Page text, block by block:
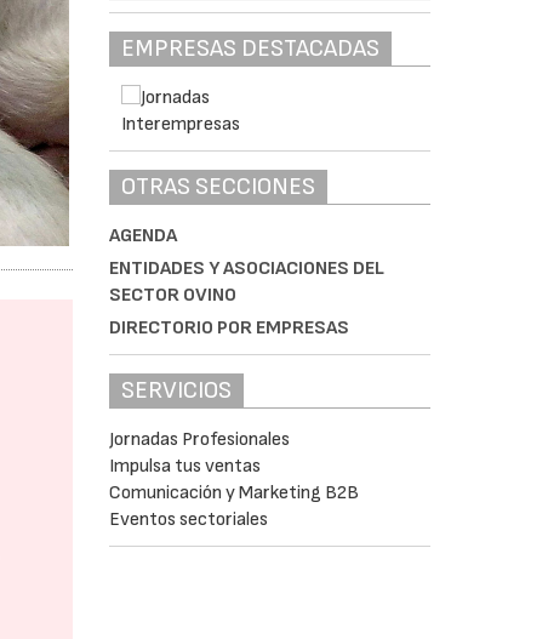
EMPRESAS DESTACADAS
OTRAS SECCIONES
AGENDA
ENTIDADES Y ASOCIACIONES DEL
SECTOR OVINO
DIRECTORIO POR EMPRESAS
SERVICIOS
Jornadas Profesionales
Impulsa tus ventas
Comunicación y Marketing B2B
Eventos sectoriales